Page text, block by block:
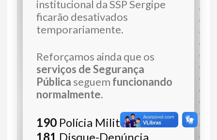
institucional da SSP Sergipe
ficarão desativados
temporariamente.
Reforçamos ainda que os
serviços de Segurança
Pública seguem funcionando
normalmente.
190 Polícia Militar
181 Disque-Denúncia